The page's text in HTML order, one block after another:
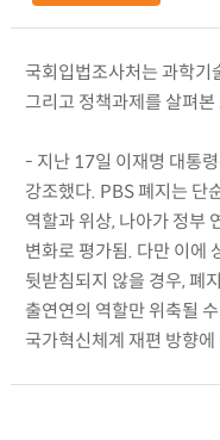
국회입법조사처는 과학기
그리고 정책과제를 살펴
- 지난 17일 이재명 대통
강조했다. PBS 폐지는 단
역할과 위상, 나아가 정부
변화로 평가됨. 다만 이에
뒷받침되지 않을 경우, 폐
출연연의 역할만 위축될
국가혁신체계 재편 방향